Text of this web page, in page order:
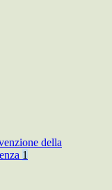
della
1